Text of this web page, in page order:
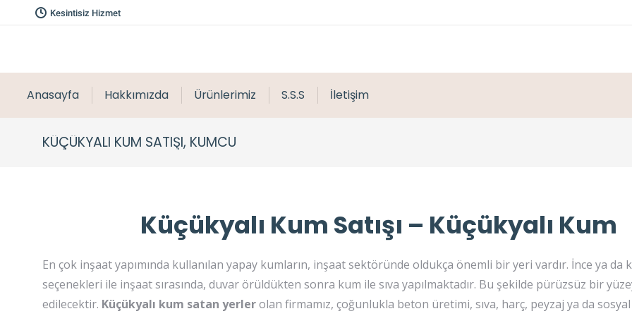
Kesintisiz Hizmet
Anasayfa Hakkımızda Ürünlerimiz S.S.S İletişim
KÜÇÜKYALI KUM SATIŞI, KUMCU
Küçükyalı Kum Satışı – Küçükyalı Kum
En çok inşaat yapımında kullanılan yapay kumların, inşaat sektöründe oldukça önemli bir yeri vardır. İnce ya da
seçenekleri ile inşaat sırasında, duvar örüldükten sonra kum ile sıva yapılmaktadır. Bu şekilde pürüzsüz bir
edilecektir. Küçükyalı kum satan yerlerolan firmamız, çoğunlukla beton üretimi, sıva, harç, peyzaj ya da